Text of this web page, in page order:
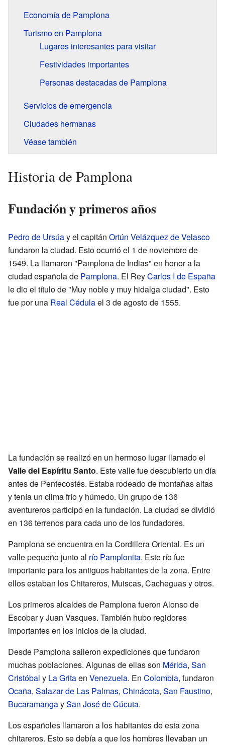
Economía de Pamplona
Turismo en Pamplona
Lugares interesantes para visitar
Festividades importantes
Personas destacadas de Pamplona
Servicios de emergencia
Ciudades hermanas
Véase también
Historia de Pamplona
Fundación y primeros años
Pedro de Ursúay el capitán Ortún Velázquez de Velasco
fundaron la ciudad. Esto ocurrió el 1 de noviembre de
1549. La llamaron "Pamplona de Indias" en honor a la
ciudad española de Pamplona. El ReyCarlos I de España
le dio el título de "Muy noble y muy hidalga ciudad". Esto
fue por una Real Cédulael 3 de agosto de 1555.
La fundación se realizó en un hermoso lugar llamado el
Valle del Espíritu Santo. Este valle fue descubierto un día
antes de Pentecostés. Estaba rodeado de montañas altas
y tenía un clima frío y húmedo. Un grupo de 136
aventureros participó en la fundación. La ciudad se dividió
en 136 terrenos para cada uno de los fundadores.
Pamplona se encuentra en la Cordillera Oriental. Es un
valle pequeño junto al río Pamplonita. Este río fue
importante para los antiguos habitantes de la zona. Entre
ellos estaban los Chitareros, Muiscas, Cacheguas y otros.
Los primeros alcaldes de Pamplona fueron Alonso de
Escobar y Juan Vasques. También hubo regidores
importantes en los inicios de la ciudad.
Desde Pamplona salieron expediciones que fundaron
muchas poblaciones. Algunas de ellas son Mérida, San
Cristóbal y La Gritaen Venezuela. En Colombia, fundaron
Ocaña, Salazar de Las Palmas, Chinácota, San Faustino,
BucaramangaySan José de Cúcuta.
Los españoles llamaron a los habitantes de esta zona
chitareros. Esto se debía a que los hombres llevaban un